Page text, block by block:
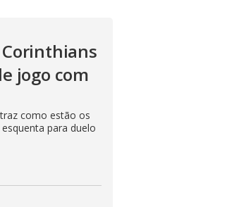
jogo com
como estão os
para duelo